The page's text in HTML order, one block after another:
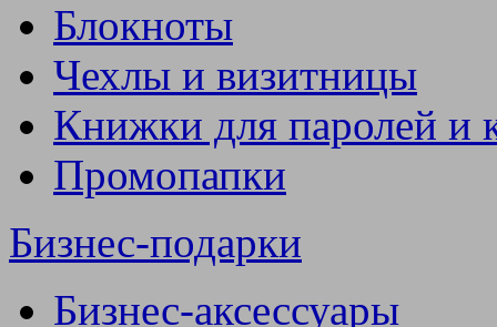
Блокноты
Чехлы и визитницы
Книжки для паролей и
Промопапки
Бизнес-подарки
Бизнес-аксессуары